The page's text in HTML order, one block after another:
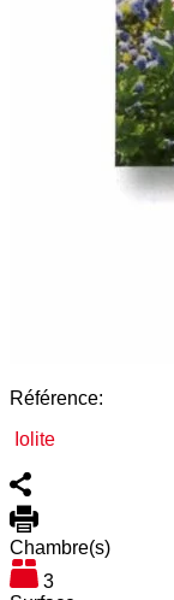
Référence:
Iolite
Chambre(s)
3